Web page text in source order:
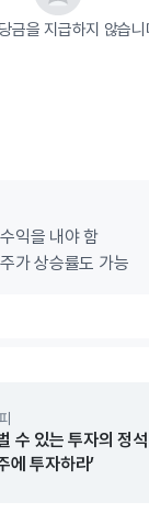
금을 지급하지 않습니
익을 내야 함
가 상승률도 가능
수 있는 투자의 정석
에 투자하라’